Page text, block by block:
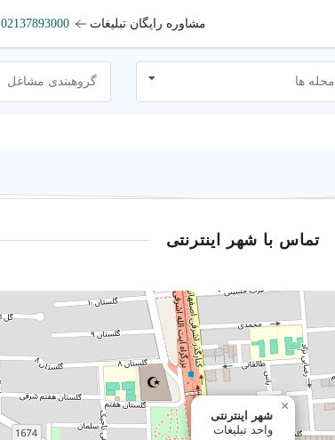
مشاوره رایگان تبلیغات 02137893000
محله ها گروهبندی مشاغل
تماس با شهر اینترنتی